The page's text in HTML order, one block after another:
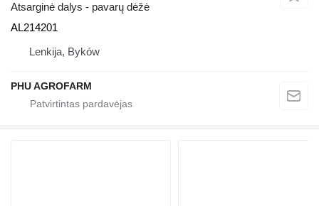
Atsarginė dalys - pavarų dėžė
AL214201
Lenkija, Byków
PHU AGROFARM